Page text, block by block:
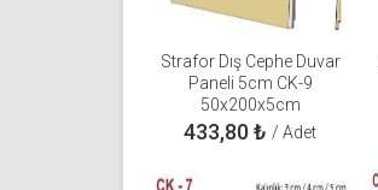
Strafor Dış Cephe Duvar
Paneli 5cm CK-9
50x200x5cm
433,80₺ / Adet